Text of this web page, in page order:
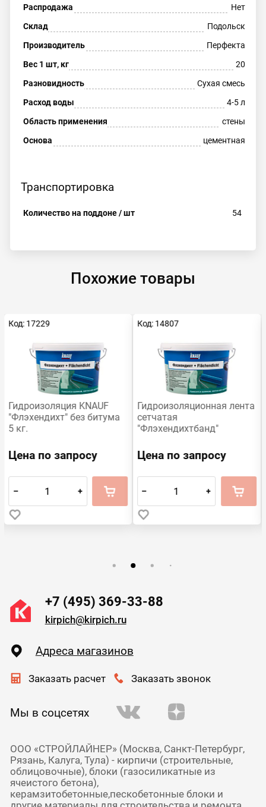
Распродажа
Нет
Склад
Подольск
Производитель
Перфекта
Вес 1 шт, кг
20
Разновидность
Сухая смесь
Расход воды
4-5 л
Область применения
стены
Основа
цементная
Транспортировка
Количество на поддоне / шт 54
Похожие товары
Код: 17229
Гидроизоляция KNAUF
"Флэхендихт" без битума
5 кг.
Цена по запросу
– +
Код: 14807
Гидроизоляционная лента
сетчатая
"Флэхендихтбанд"
Цена по запросу
– +
+7 (495) 369-33-88
kirpich@kirpich.ru
Адреса магазинов
Заказать расчет Заказать звонок
Мы в соцсетях
ООО «СТРОЙЛАЙНЕР» (Москва, Санкт-Петербург,
Рязань, Калуга, Тула) - кирпичи (строительные,
облицовочные), блоки (газосиликатные из
ячеистого бетона),
керамзитобетонные,пескобетонные блоки и